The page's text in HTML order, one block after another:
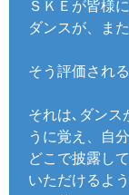
ＳＫＥが皆様
ダンスが、ま
そう評価され
それは､ダンス
うに覚え、自
どこで披露し
いただけるよ